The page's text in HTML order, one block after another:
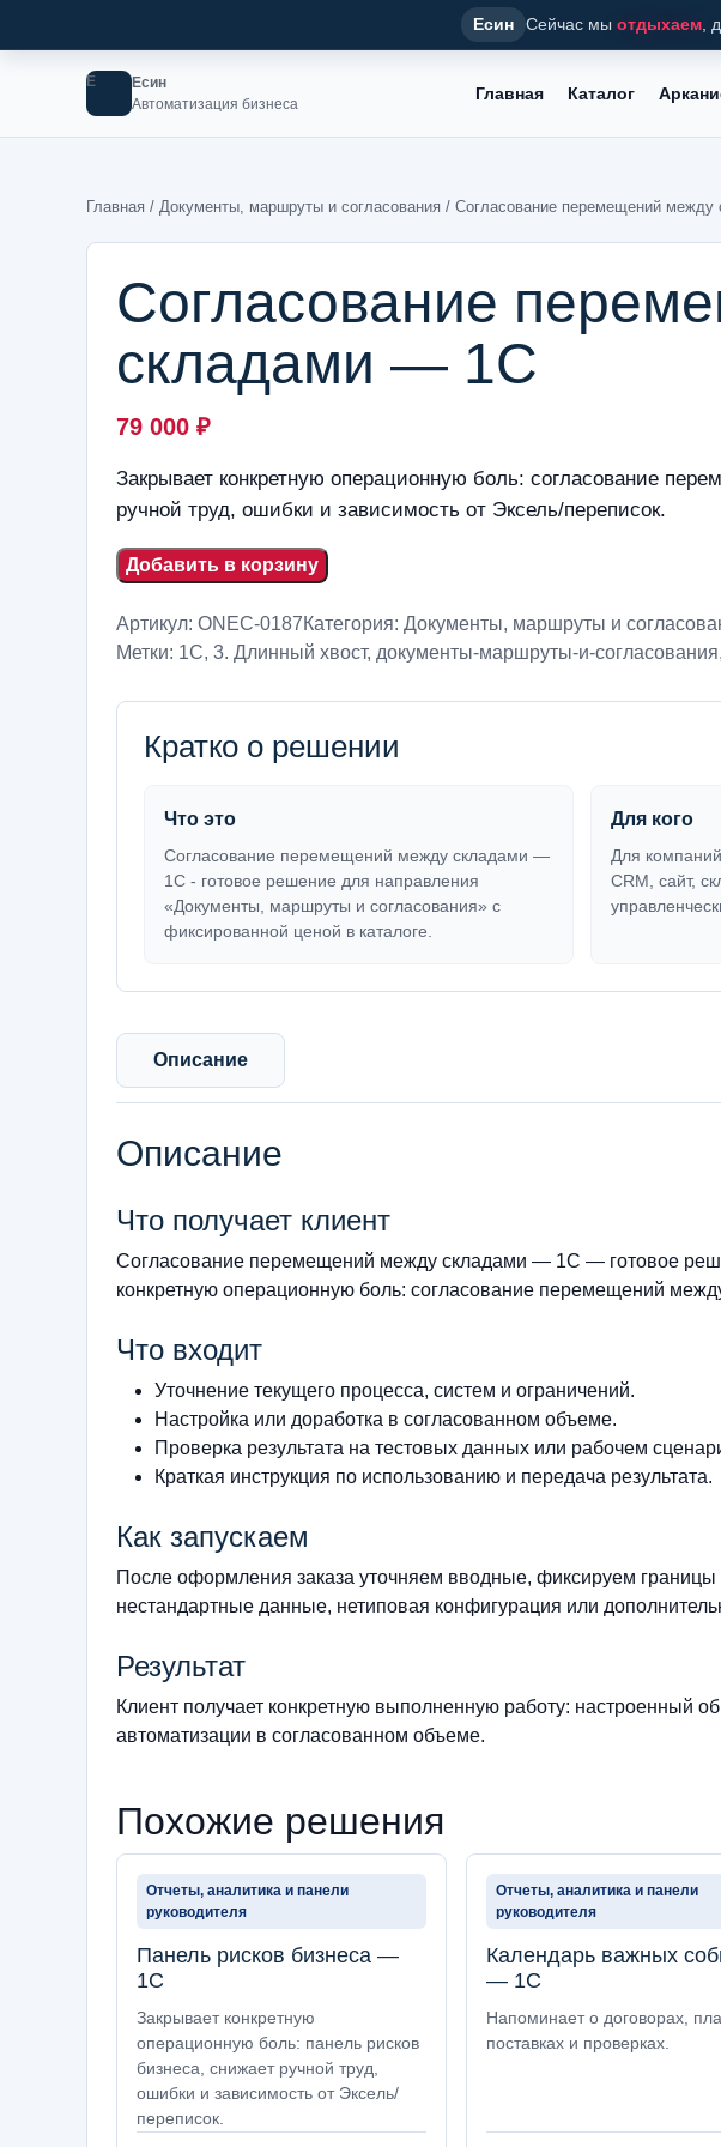
Есин Сейчас мы отдыхаем ,
Е
Есин
Автоматизация бизнеса
Главная Каталог
Главная / Документы, маршруты и согласования / Согласование перемещений
Согласование
складами — 1С
79 000 ₽
Закрывает конкретную операционную боль: согласование
ручной труд, ошибки и зависимость от Эксель/переписок.
Добавить в корзину
Артикул: ONEC-0187Категория: Документы, маршруты и
Метки: 1С, 3. Длинный хвост, документы-маршруты-и-согласования,
Кратко о решении
Что это
Согласование перемещений между складами —
1С - готовое решение для направления
«Документы, маршруты и согласования» с
фиксированной ценой в каталоге.
Для кого
Для
CRM, сайт,
Описание
Описание
Что получает клиент
Согласование перемещений между складами — 1С — готовое
конкретную операционную боль: согласование перемещений
Что входит
Уточнение текущего процесса, систем и ограничений.
Настройка или доработка в согласованном объеме.
Проверка результата на тестовых данных или рабочем
Краткая инструкция по использованию и передача результата.
Как запускаем
После оформления заказа уточняем вводные, фиксируем
нестандартные данные, нетиповая конфигурация или
Результат
Клиент получает конкретную выполненную работу: настроенный
автоматизации в согласованном объеме.
Похожие решения
Отчеты, аналитика и панели
руководителя
Панель рисков бизнеса —
1С
Закрывает конкретную
операционную боль: панель рисков
бизнеса, снижает ручной труд,
ошибки и зависимость от Эксель/
переписок.
Отчеты, аналитика и панели
руководителя
Календарь важных
— 1С
Напоминает о договорах,
поставках и проверках.